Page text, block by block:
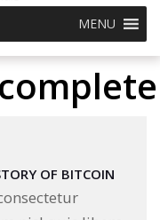
MENU
OF BITCOIN